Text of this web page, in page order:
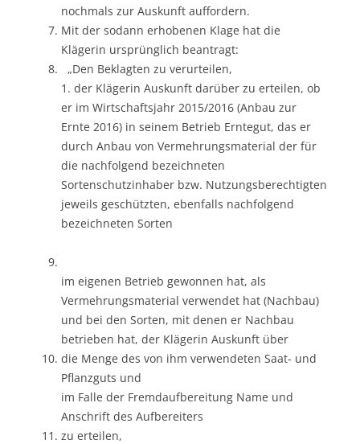
nochmals zur Auskunft auffordern.
Mit der sodann erhobenen Klage hat die
Klägerin ursprünglich beantragt:
„Den Beklagten zu verurteilen,
1. der Klägerin Auskunft darüber zu erteilen, ob
er im Wirtschaftsjahr 2015/2016 (Anbau zur
Ernte 2016) in seinem Betrieb Erntegut, das er
durch Anbau von Vermehrungsmaterial der für
die nachfolgend bezeichneten
Sortenschutzinhaber bzw. Nutzungsberechtigten
jeweils geschützten, ebenfalls nachfolgend
bezeichneten Sorten
im eigenen Betrieb gewonnen hat, als
Vermehrungsmaterial verwendet hat (Nachbau)
und bei den Sorten, mit denen er Nachbau
betrieben hat, der Klägerin Auskunft über
die Menge des von ihm verwendeten Saat- und
Pflanzguts und
im Falle der Fremdaufbereitung Name und
Anschrift des Aufbereiters
zu erteilen,